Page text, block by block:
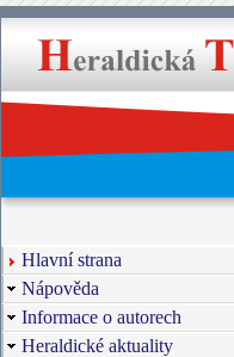
Hlavní strana
Nápověda
Informace o autorech
Heraldické aktuality